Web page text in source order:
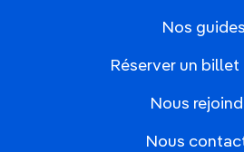
Nos guides
Réserver un
Nous
Nous